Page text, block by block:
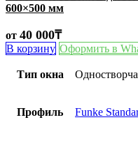
600×500 мм
от 40 000₸
В корзину Оформить в
Тип окна
Профиль Funke